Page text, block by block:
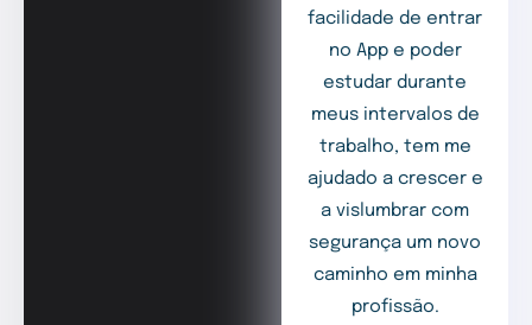
facilidade de entrar
no App e poder
estudar durante
meus intervalos de
trabalho, tem me
ajudado a crescer e
a vislumbrar com
segurança um novo
caminho em minha
profissão.